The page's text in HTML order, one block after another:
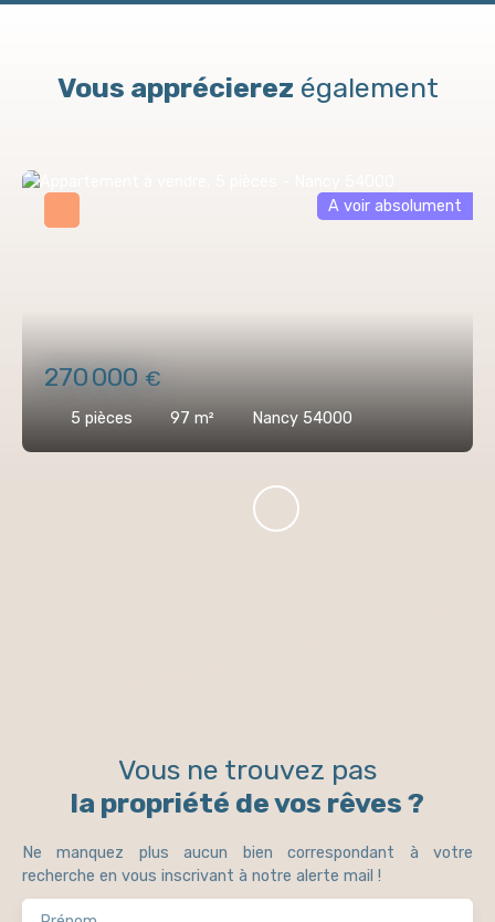
Vous apprécierez également
270 000€
5 pièces 97 m² Nancy 54000
A voir absolument
Vous ne trouvez pas
la propriété de vos rêves ?
Ne manquez plus aucun bien correspondant à votre
recherche en vous inscrivant à notre alerte mail !